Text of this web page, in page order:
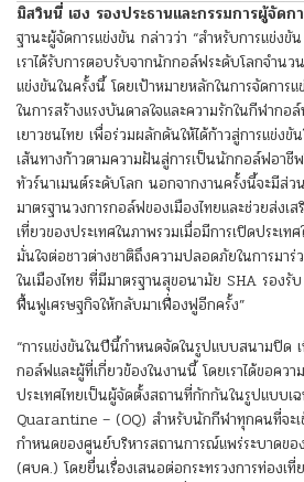
มิสวินนี่ เฮง รองประธานและกรรมการผู้จัดก
ฐานะผู้จัดการแข่งขัน กล่าวว่า “สำหรับการแข่ง
เราได้รับการตอบรับจากนักกอล์ฟระดับโลกจำนวน
แข่งขันในครั้งนี้ โดยเป้าหมายหลักในการจัดการ
ในการสร้างแรงบันดาลใจและความรักในกีฬากอ
เยาวชนไทย เพื่อร่วมผลักดันให้ได้ก้าวสู่การแข่ง
เส้นทางก้าวตามความฝันสู่การเป็นนักกอล์ฟอาชีพ
ทัวร์นาเมนต์ระดับโลก นอกจากงานครั้งนี้จะมีส่
มาตรฐานวงการกอล์ฟของเมืองไทยและช่วยส่ง
เที่ยวของประเทศในภาพรวมเมื่อมีการเปิดประเท
มั่นใจต่อชาวต่างชาติถึงความปลอดภัยในการมา
ในเมืองไทย ที่มีมาตรฐานสุขอนามัย SHA รองรับ
ฟื้นฟูเศรษฐกิจให้กลับมาเฟื่องฟูอีกครั้ง”
“การแข่งขันในปีนี้กำหนดจัดในรูปแบบสนามปิด
กอล์ฟและผู้ที่เกี่ยวข้องในงานนี้ โดยเราได้ขอควา
ประเทศไทยเป็นผู้จัดตั้งสถานที่กักกันในรูปแบบ
Quarantine – (OQ) สำหรับนักกีฬาทุกคนที่จะเ
กำหนดของศูนย์บริหารสถานการณ์แพร่ระบาดของ
(ศบค.) โดยยื่นเรื่องเสนอต่อกระทรวงการท่องเ